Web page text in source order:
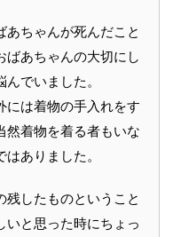
ちゃんが死んだこと
ばあちゃんの大切にし
でいました。
には着物の手入れをす
然着物を着る者もいな
ありました。
残したものということ
いと思った時にちょっ